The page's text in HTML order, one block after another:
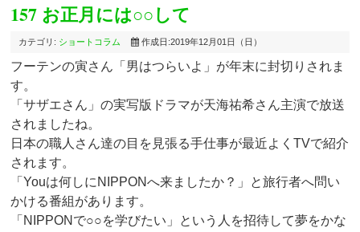
157 お正月には○○して
カテゴリ: ショートコラム 作成日:2019年12月01日（日）
フーテンの寅さん「男はつらいよ」が年末に封切りされま
す。
「サザエさん」の実写版ドラマが天海祐希さん主演で放送
されましたね。
日本の職人さん達の目を見張る手仕事が最近よくTVで紹介
されます。
「Youは何しにNIPPONへ来ましたか？」と旅行者へ問い
かける番組があります。
「NIPPONで○○を学びたい」という人を招待して夢をかな